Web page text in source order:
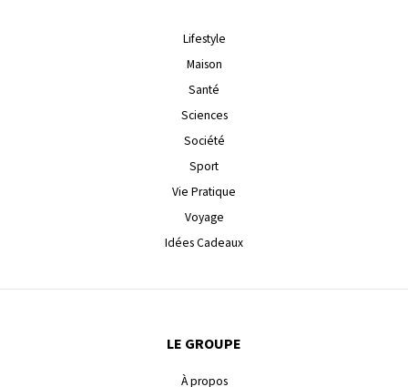
Lifestyle
Maison
Santé
Sciences
Société
Sport
Vie Pratique
Voyage
Idées Cadeaux
LE GROUPE
À propos